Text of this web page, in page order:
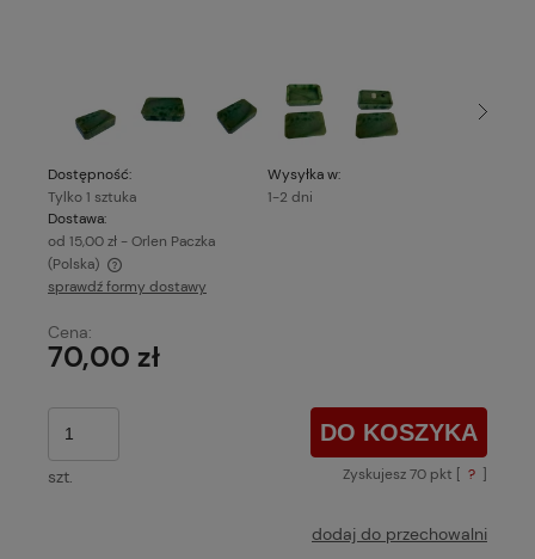
Dostępność:
Tylko 1 sztuka
Wysyłka w:
1-2 dni
Dostawa:
od 15,00 zł - Orlen Paczka
(Polska)
Cena nie zawiera ewentualnych kosztów płatności
sprawdź formy dostawy
Cena:
70,00 zł
szt.
DO KOSZYKA
Zyskujesz70 pkt [ ? ]
dodaj do przechowalni